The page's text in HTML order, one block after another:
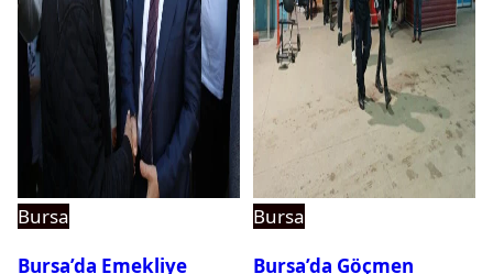
Bursa
Bursa’da Emekliye
Bursa
Bursa’da Göçmen